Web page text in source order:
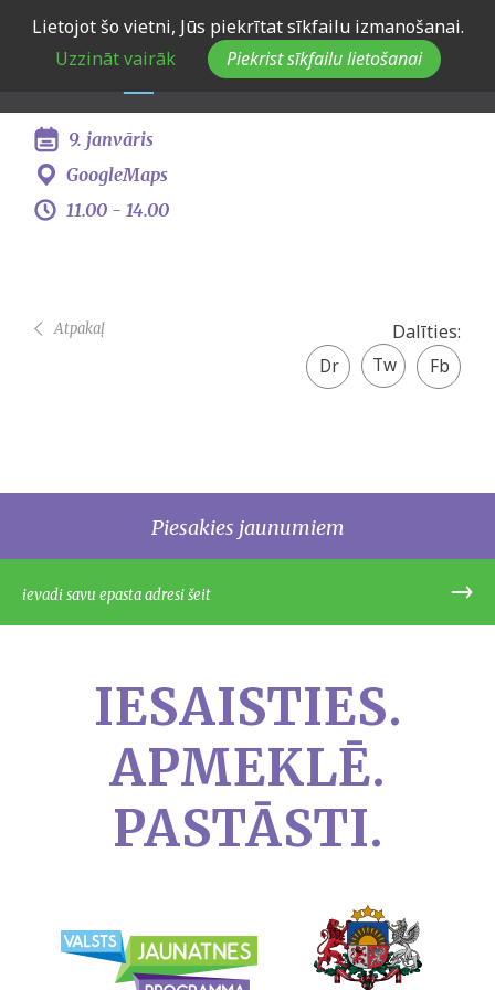
Lietojot šo vietni, Jūs piekrītat sīkfailu izmanošanai.
Uzzināt vairāk
Piekrist sīkfailu lietošanai
IZM un JSPA vizīte uz
Līvānu novada pašvaldību
GoogleMaps
9. janvāris
11.00 - 14.00
Dalīties:
Facebook
share
Twitter
Atpakaļ
Piesakies jaunumiem
IESAISTIES.
APMEKLĒ.
PASTĀSTI.